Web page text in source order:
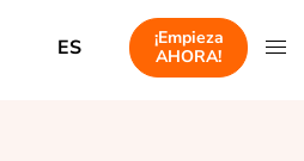
ES
¡Empieza
AHORA!